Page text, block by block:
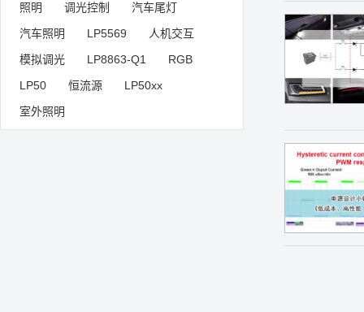
照明
调光控制
汽车尾灯
汽车照明
LP5569
人机交互
模拟调光
LP8863-Q1
RGB
LP50
恒流源
LP50xx
室外照明